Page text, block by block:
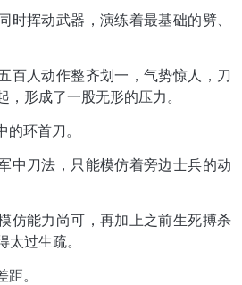
时挥动武器，演练着最基础的劈、
百人动作整齐划一，气势惊人，刀
形成了一股无形的压力。
环首刀。
中刀法，只能模仿着旁边士兵的动
仿能力尚可，再加上之前生死搏杀
过生疏。
。